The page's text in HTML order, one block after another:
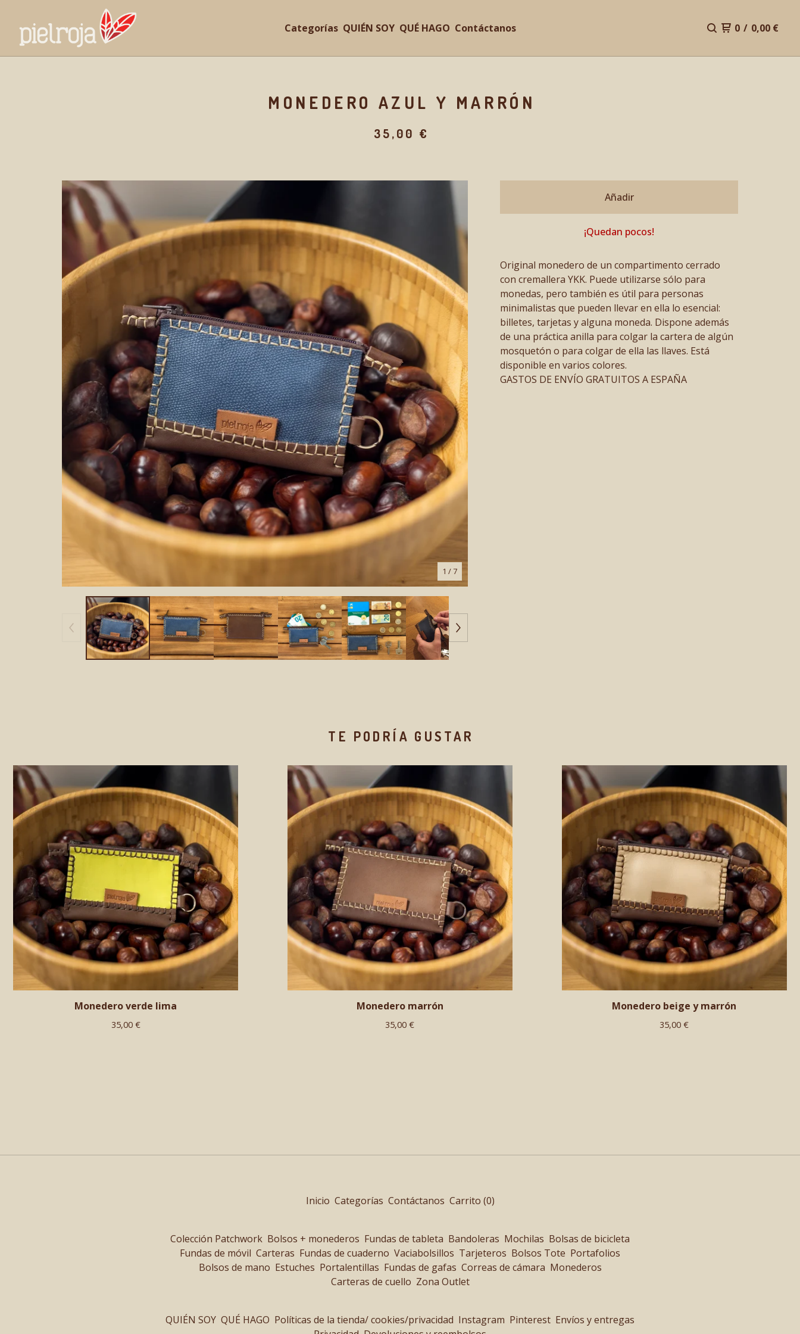
Categorías QUIÉN SOY QUÉ HAGO Contáctanos 0 / 0,00 €
MONEDERO AZUL Y MARRÓN
35,00 €
1 / 7
Añadir
¡Quedan pocos!
Original monedero de un compartimento cerrado
con cremallera YKK. Puede utilizarse sólo para
monedas, pero también es útil para personas
minimalistas que pueden llevar en ella lo esencial:
billetes, tarjetas y alguna moneda. Dispone además
de una práctica anilla para colgar la cartera de algún
mosquetón o para colgar de ella las llaves. Está
disponible en varios colores.
GASTOS DE ENVÍO GRATUITOS A ESPAÑA
TE PODRÍA GUSTAR
Monedero verde lima
35,00 €
Monedero marrón
35,00€
Monedero beige y marrón
35,00€
Inicio Categorías Contáctanos Carrito (0)
Colección Patchwork Bolsos + monederos Fundas de tableta Bandoleras Mochilas Bolsas de bicicleta
Fundas de móvil Carteras Fundas de cuaderno Vaciabolsillos Tarjeteros Bolsos Tote Portafolios
Bolsos de mano Estuches Portalentillas Fundas de gafas Correas de cámara Monederos
Carteras de cuello Zona Outlet
QUIÉN SOY QUÉ HAGO Políticas de la tienda/ cookies/privacidad Instagram Pinterest Envíos y entregas